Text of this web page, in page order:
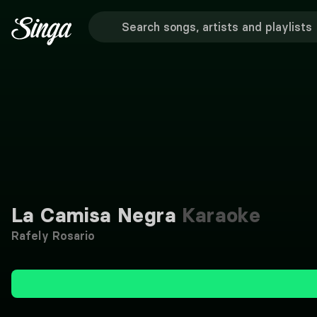
La Camisa Negra Karaoke
Rafely Rosario